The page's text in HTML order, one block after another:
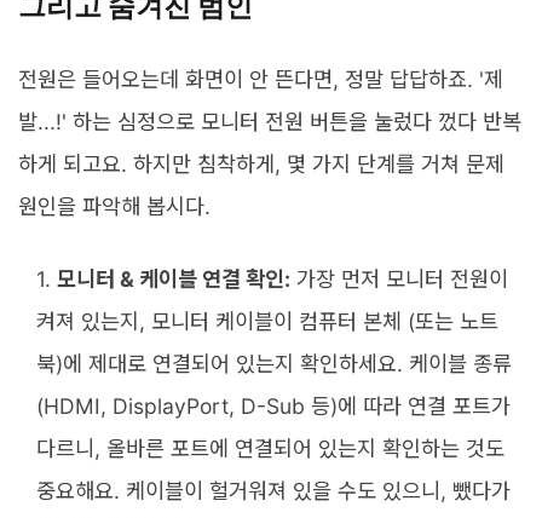
전원은 들어오는데 화면이 안 뜬다면, 정말 답답하죠. '제
발...!' 하는 심정으로 모니터 전원 버튼을 눌렀다 껐다 반복
하게 되고요. 하지만 침착하게, 몇 가지 단계를 거쳐 문제
원인을 파악해 봅시다.
모니터 & 케이블 연결 확인: 가장 먼저 모니터 전원이
켜져 있는지, 모니터 케이블이 컴퓨터 본체 (또는 노트
북)에 제대로 연결되어 있는지 확인하세요. 케이블 종류
(HDMI, DisplayPort, D-Sub 등)에 따라 연결 포트가
다르니, 올바른 포트에 연결되어 있는지 확인하는 것도
중요해요. 케이블이 헐거워져 있을 수도 있으니, 뺐다가